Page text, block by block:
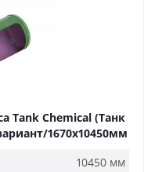
Tank Chemical (Танк
1670х10450мм
10450 мм